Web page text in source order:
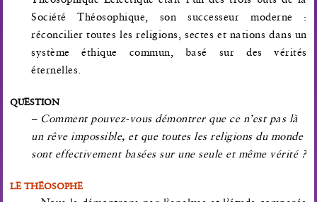
Société Théosophique, son successeur moderne :
réconcilier toutes les religions, sectes et nations dans un
système éthique commun, basé sur des vérités
éternelles.
QUESTION
– Comment pouvez-vous démontrer que ce n’est pas là
un rêve impossible, et que toutes les religions du monde
sont effectivement basées sur une seule et même vérité ?
LE THÉOSOPHE